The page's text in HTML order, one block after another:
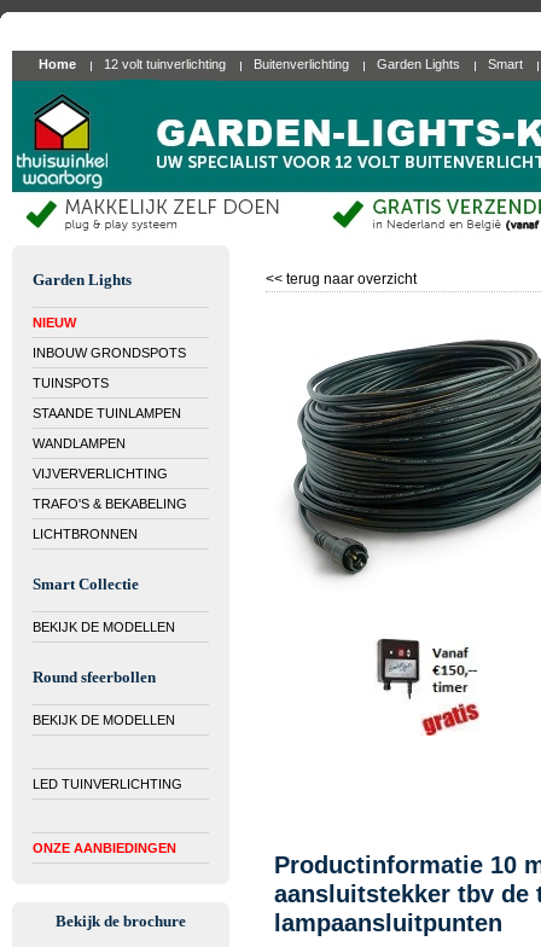
Home 12 volt tuinverlichting Buitenverlichting Garden Lights Smart
Garden Lights
NIEUW
INBOUW GRONDSPOTS
TUINSPOTS
STAANDE TUINLAMPEN
WANDLAMPEN
VIJVERVERLICHTING
TRAFO'S & BEKABELING
LICHTBRONNEN
Smart Collectie
BEKIJK DE MODELLEN
Round sfeerbollen
BEKIJK DE MODELLEN
LED TUINVERLICHTING
ONZE AANBIEDINGEN
Bekijk de brochure
<< terug naar overzicht
Productinformatie 10
aansluitstekker tbv de
lampaansluitpunten